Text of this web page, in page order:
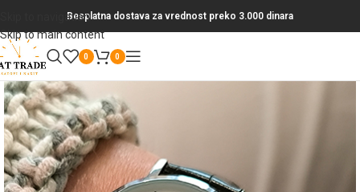
Skip to navigation
Skip to main content
Besplatna dostava za vrednost preko 3.000 dinara
0 0